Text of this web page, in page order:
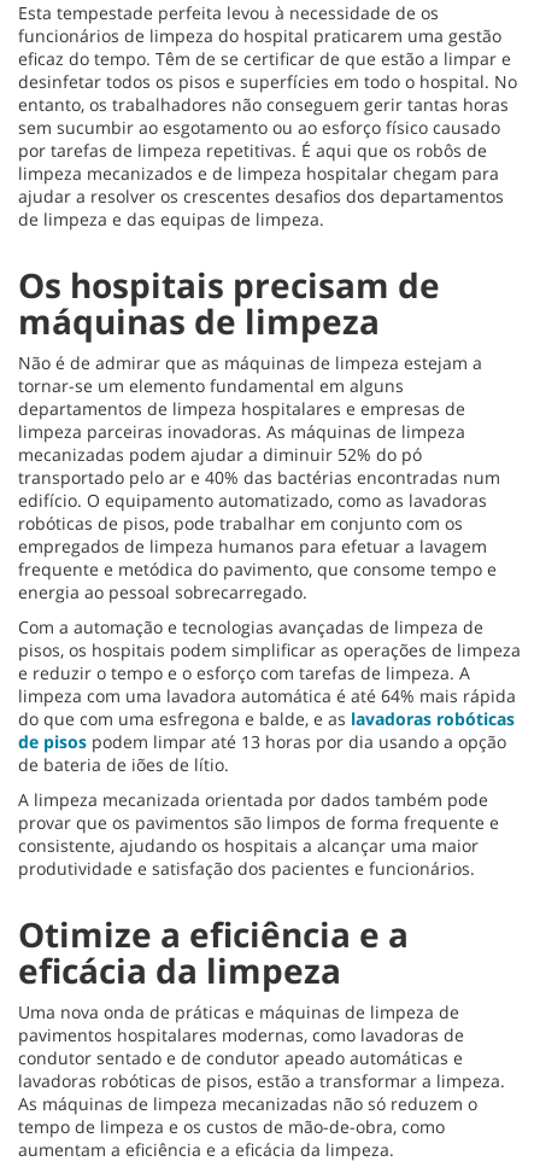
Esta tempestade perfeita levou à necessidade de os
funcionários de limpeza do hospital praticarem uma gestão
eficaz do tempo. Têm de se certificar de que estão a limpar e
desinfetar todos os pisos e superfícies em todo o hospital. No
entanto, os trabalhadores não conseguem gerir tantas horas
sem sucumbir ao esgotamento ou ao esforço físico causado
por tarefas de limpeza repetitivas. É aqui que os robôs de
limpeza mecanizados e de limpeza hospitalar chegam para
ajudar a resolver os crescentes desafios dos departamentos
de limpeza e das equipas de limpeza.
Os hospitais precisam de
máquinas de limpeza
Não é de admirar que as máquinas de limpeza estejam a
tornar-se um elemento fundamental em alguns
departamentos de limpeza hospitalares e empresas de
limpeza parceiras inovadoras. As máquinas de limpeza
mecanizadas podem ajudar a diminuir 52% do pó
transportado pelo ar e 40% das bactérias encontradas num
edifício. O equipamento automatizado, como as lavadoras
robóticas de pisos, pode trabalhar em conjunto com os
empregados de limpeza humanos para efetuar a lavagem
frequente e metódica do pavimento, que consome tempo e
energia ao pessoal sobrecarregado.
Com a automação e tecnologias avançadas de limpeza de
pisos, os hospitais podem simplificar as operações de limpeza
e reduzir o tempo e o esforço com tarefas de limpeza. A
limpeza com uma lavadora automática é até 64% mais rápida
do que com uma esfregona e balde, e as lavadoras robóticas
de pisos podem limpar até 13 horas por dia usando a opção
de bateria de iões de lítio.
A limpeza mecanizada orientada por dados também pode
provar que os pavimentos são limpos de forma frequente e
consistente, ajudando os hospitais a alcançar uma maior
produtividade e satisfação dos pacientes e funcionários.
Otimize a eficiência e a
eficácia da limpeza
Uma nova onda de práticas e máquinas de limpeza de
pavimentos hospitalares modernas, como lavadoras de
condutor sentado e de condutor apeado automáticas e
lavadoras robóticas de pisos, estão a transformar a limpeza.
As máquinas de limpeza mecanizadas não só reduzem o
tempo de limpeza e os custos de mão-de-obra, como
aumentam a eficiência e a eficácia da limpeza.